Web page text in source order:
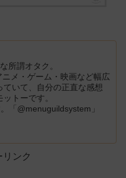
所謂オタク。
メ・ゲーム・映画など幅広
ていて、自分の正直な感想
トーです。
「@menuguildsystem」
リンク